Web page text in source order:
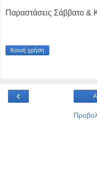
Παραστάσεις Σάββατο &
Κοινή χρήση
‹